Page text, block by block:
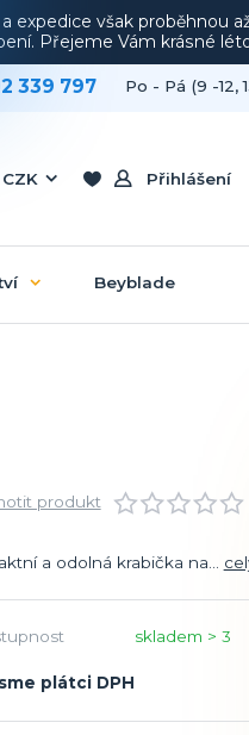
expedice však proběhnou
Přejeme Vám krásné
CZK Přihlášení
339 797 Po - Pá (9 -12,
Beyblade
produkt
a odolná krabička na...
skladem > 3
plátci DPH